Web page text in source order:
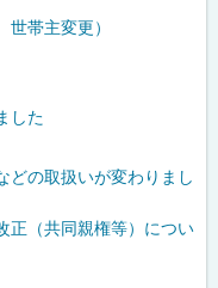
帯主変更）
した
どの取扱いが変わりまし
正（共同親権等）につい